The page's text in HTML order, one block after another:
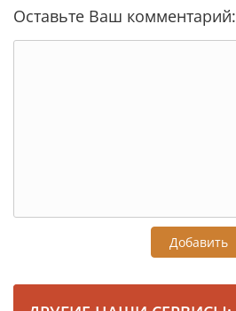
Оставьте Ваш комментарий:
Добавить